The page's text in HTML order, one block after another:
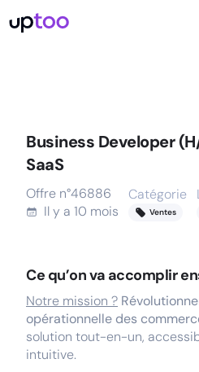
Business Developer
SaaS
Offre n°46886
Il y a 10 mois
Catégorie
Ventes
Ce qu’on va accomplir
Notre mission ?
opérationnelle des
solution tout-en-un,
intuitive.